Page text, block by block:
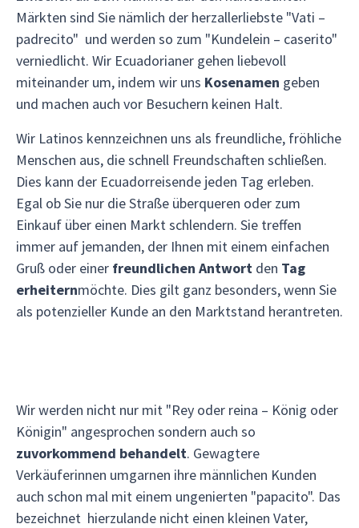
Märkten sind Sie nämlich der herzallerliebste "Vati –
padrecito" und werden so zum "Kundelein – caserito"
verniedlicht. Wir Ecuadorianer gehen liebevoll
miteinander um, indem wir uns Kosenamen geben
und machen auch vor Besuchern keinen Halt.
Wir Latinos kennzeichnen uns als freundliche, fröhliche
Menschen aus, die schnell Freundschaften schließen.
Dies kann der Ecuadorreisende jeden Tag erleben.
Egal ob Sie nur die Straße überqueren oder zum
Einkauf über einen Markt schlendern. Sie treffen
immer auf jemanden, der Ihnen mit einem einfachen
Gruß oder einer freundlichen Antwort den Tag
erheiternmöchte. Dies gilt ganz besonders, wenn Sie
als potenzieller Kunde an den Marktstand herantreten.
Wir werden nicht nur mit "Rey oder reina – König oder
Königin" angesprochen sondern auch so
zuvorkommend behandelt. Gewagtere
Verkäuferinnen umgarnen ihre männlichen Kunden
auch schon mal mit einem ungenierten "papacito". Das
bezeichnet hierzulande nicht einen kleinen Vater,